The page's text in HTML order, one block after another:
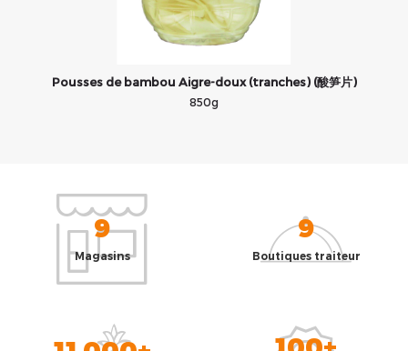
Pousses de bambou Aigre-doux (tranches) (酸笋片)
850g
9
Magasins
9
Boutiques traiteur